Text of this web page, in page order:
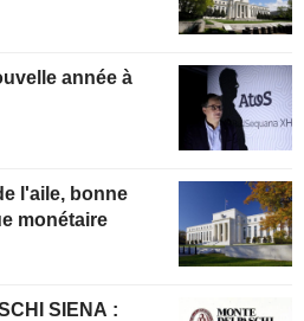
l'aile, bonne
monétaire
SIENA :